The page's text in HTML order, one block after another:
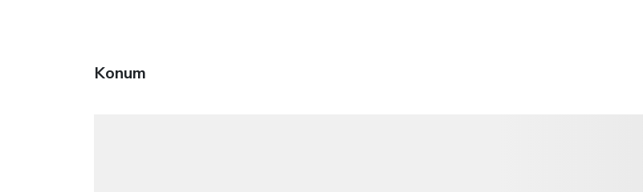
Konum